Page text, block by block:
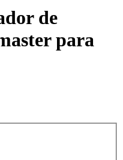
de
para